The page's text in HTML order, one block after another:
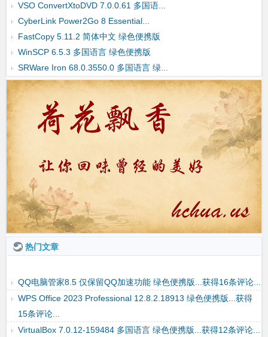
VSO ConvertXtoDVD 7.0.0.61 多国语...
CyberLink Power2Go 8 Essential...
FastCopy 5.11.2 简体中文 绿色便携版
WinSCP 6.5.3 多国语言 绿色便携版
SRWare Iron 68.0.3550.0 多国语言 绿...
热门文章
论...
QQ电脑管家8.5 仅保留QQ加速功能 绿色便携版...获得16条评论...
WPS Office 2023 Professional 12.8.2.18913 绿色便携版...获得
15条评论...